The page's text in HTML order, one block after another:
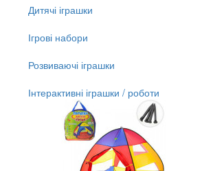
Дитячі іграшки
Ігрові набори
Розвиваючі іграшки
Інтерактивні іграшки / роботи